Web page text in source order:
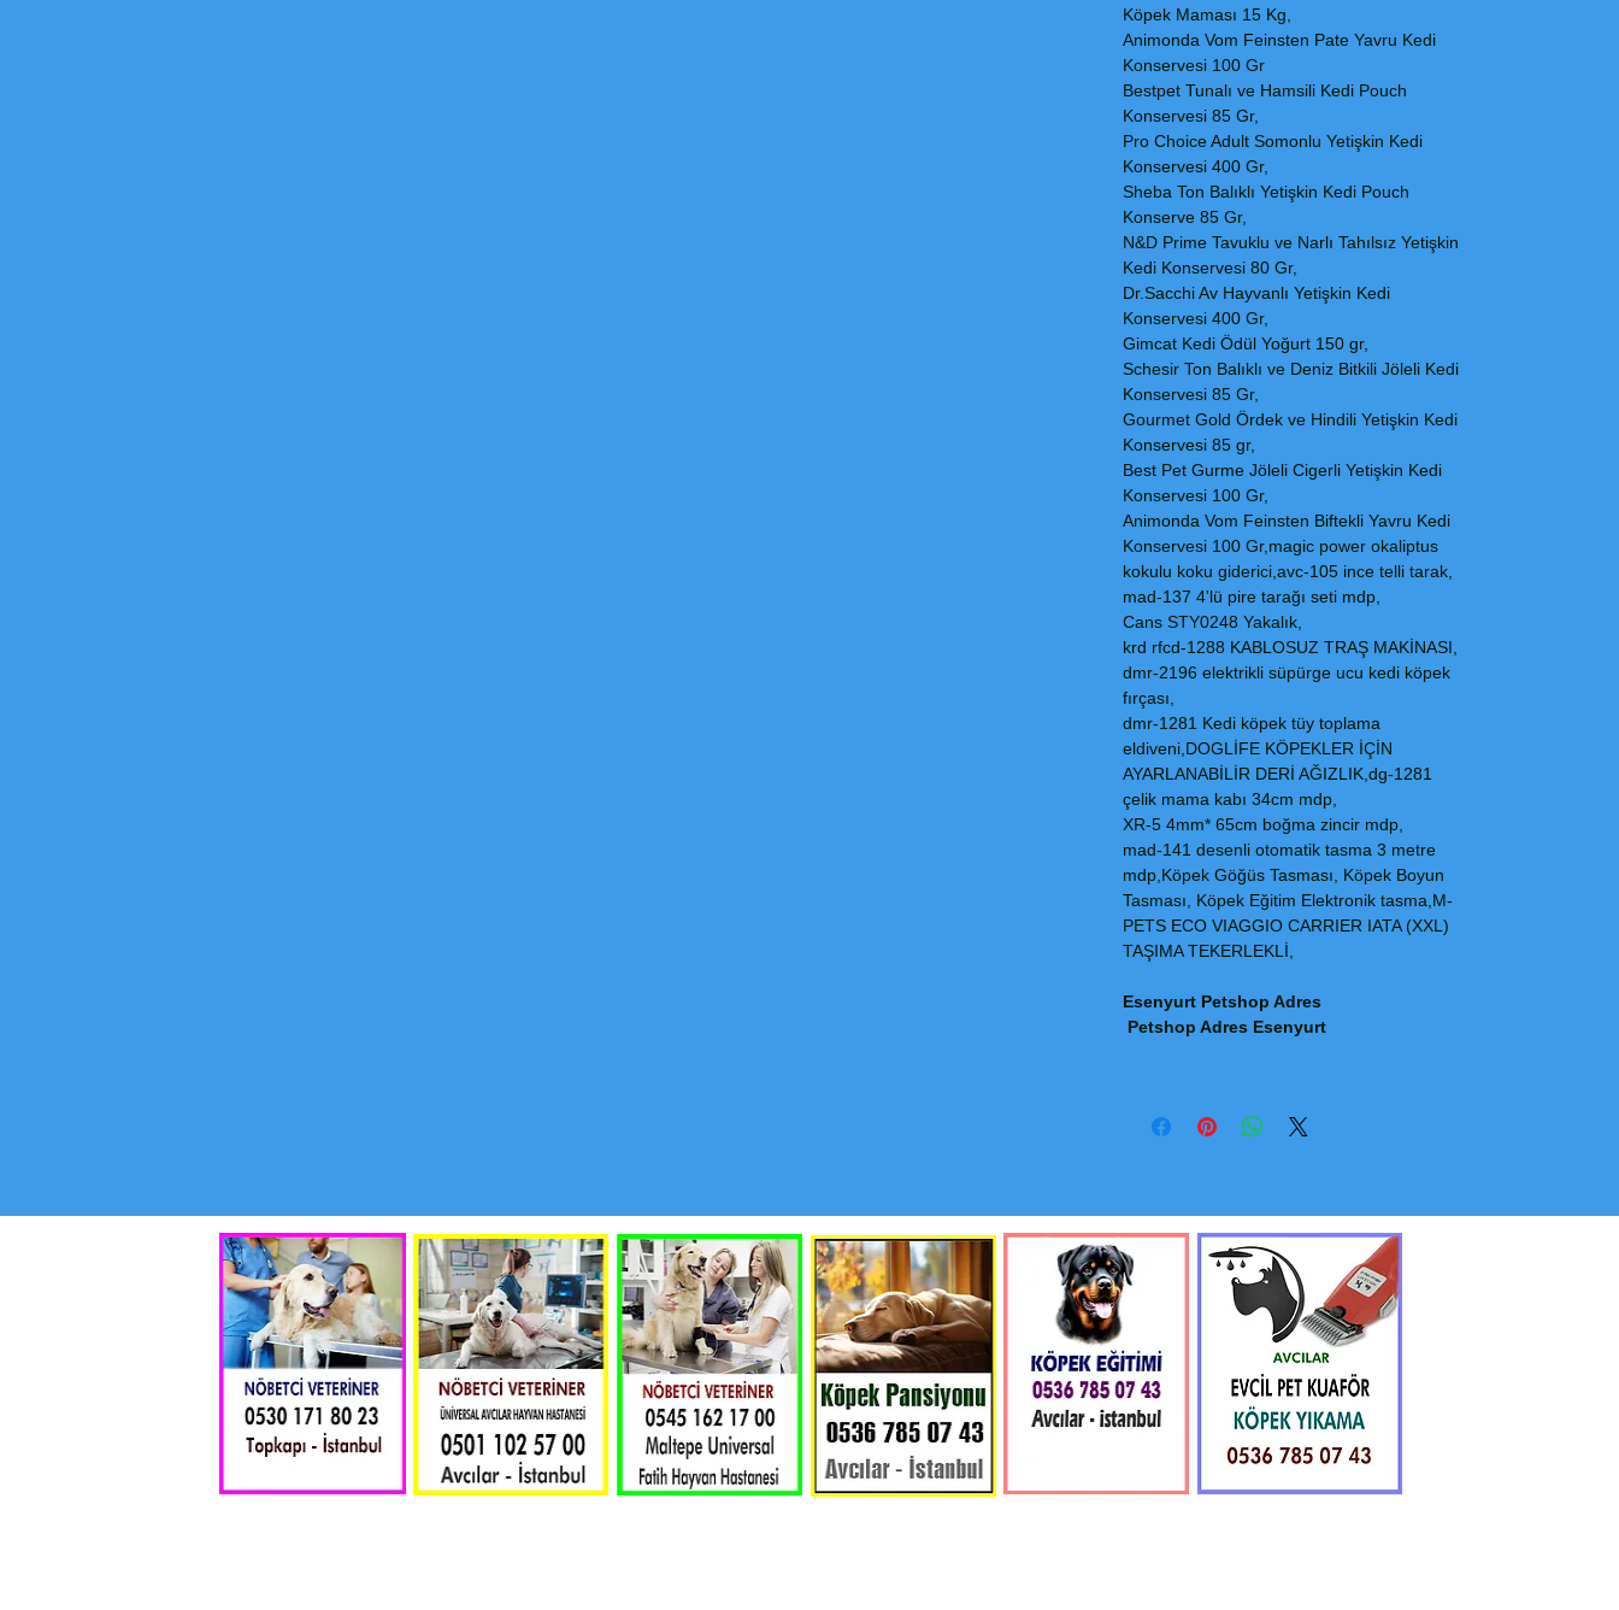
Köpek Maması 15 Kg,
Animonda Vom Feinsten Pate Yavru Kedi
Konservesi 100 Gr
Bestpet Tunalı ve Hamsili Kedi Pouch
Konservesi 85 Gr,
Pro Choice Adult Somonlu Yetişkin Kedi
Konservesi 400 Gr,
Sheba Ton Balıklı Yetişkin Kedi Pouch
Konserve 85 Gr,
N&D Prime Tavuklu ve Narlı Tahılsız Yetişkin
Kedi Konservesi 80 Gr,
Dr.Sacchi Av Hayvanlı Yetişkin Kedi
Konservesi 400 Gr,
Gimcat Kedi Ödül Yoğurt 150 gr,
Schesir Ton Balıklı ve Deniz Bitkili Jöleli Kedi
Konservesi 85 Gr,
Gourmet Gold Ördek ve Hindili Yetişkin Kedi
Konservesi 85 gr,
Best Pet Gurme Jöleli Cigerli Yetişkin Kedi
Konservesi 100 Gr,
Animonda Vom Feinsten Biftekli Yavru Kedi
Konservesi 100 Gr,magic power okaliptus
kokulu koku giderici,avc-105 ince telli tarak,
mad-137 4'lü pire tarağı seti mdp,
Cans STY0248 Yakalık,
krd rfcd-1288 KABLOSUZ TRAŞ MAKİNASI,
dmr-2196 elektrikli süpürge ucu kedi köpek
fırçası,
dmr-1281 Kedi köpek tüy toplama
eldiveni,DOGLİFE KÖPEKLER İÇİN
AYARLANABİLİR DERİ AĞIZLIK,dg-1281
çelik mama kabı 34cm mdp,
XR-5 4mm* 65cm boğma zincir mdp,
mad-141 desenli otomatik tasma 3 metre
mdp,Köpek Göğüs Tasması, Köpek Boyun
Tasması, Köpek Eğitim Elektronik tasma,M-
PETS ECO VIAGGIO CARRIER IATA (XXL)
TAŞIMA TEKERLEKLİ,
Esenyurt Petshop Adres
Petshop Adres Esenyurt